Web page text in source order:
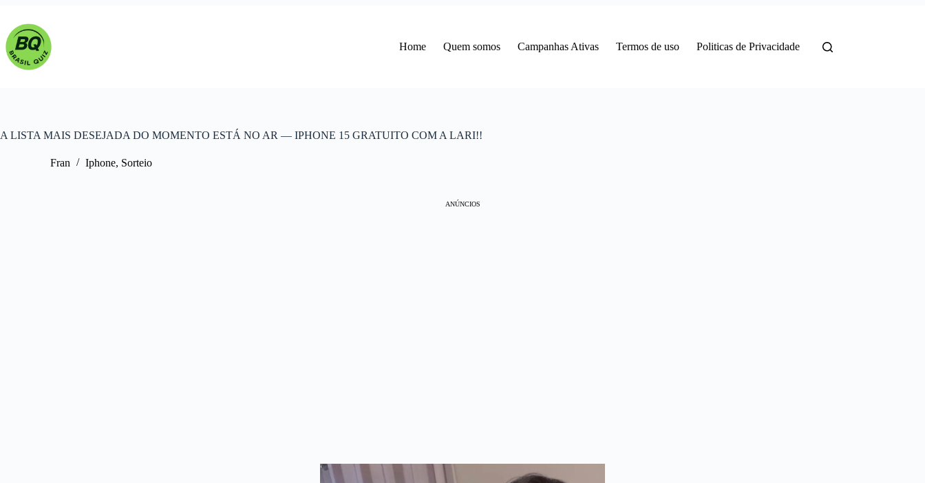
conteúdo
Home Quem somos Campanhas Ativas Termos de uso Politicas de Privacidade
A LISTA MAIS DESEJADA DO MOMENTO ESTÁ NO AR — IPHONE 15 GRATUITO COM A LARI!!
Fran Iphone, Sorteio
ANÚNCIOS